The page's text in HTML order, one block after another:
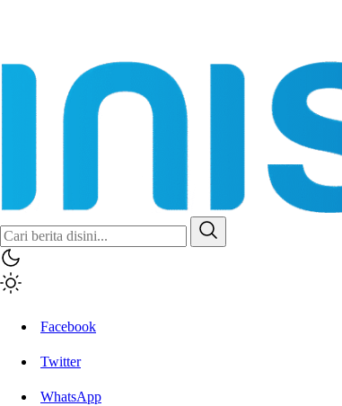
Inisiatif.co
Stay Connected Stay Informed
Facebook
Twitter
WhatsApp